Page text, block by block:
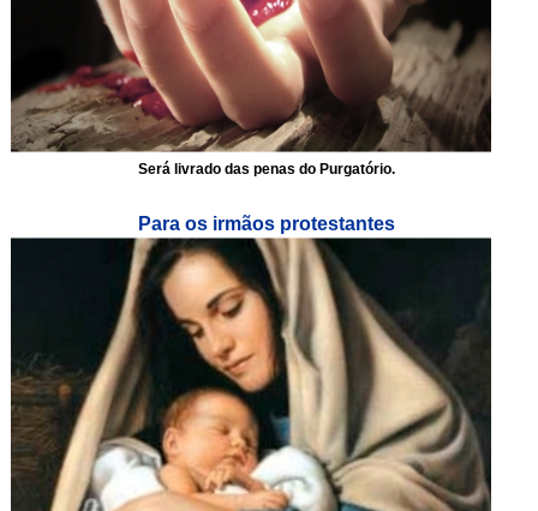
Será livrado das penas do Purgatório.
Para os irmãos protestantes